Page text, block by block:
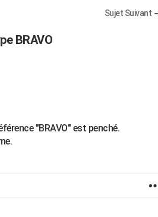
Sujet Suivant
BRAVO
"BRAVO" est penché.